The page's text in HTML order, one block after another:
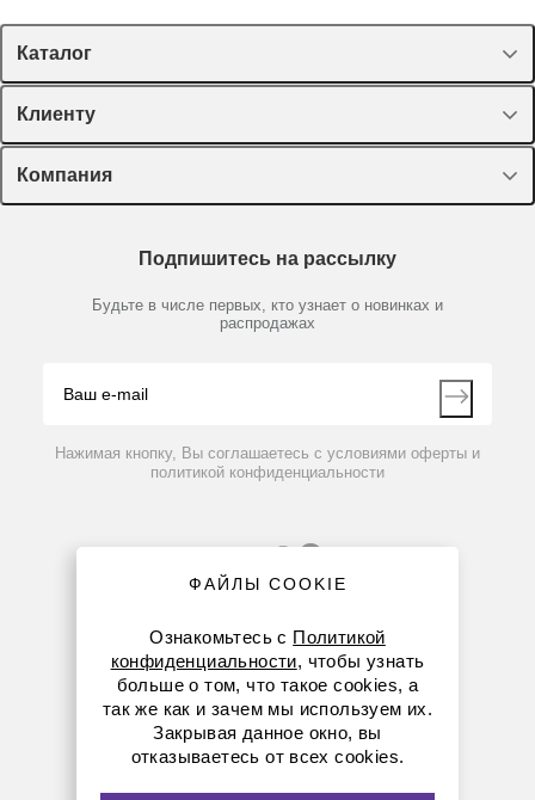
регулирования температуры и ускорения процесса
замораживания.
Аксессуары к
пробирок, прессы, датчики.
Каталог
Спецпредложения
Оборудование, приборы
Пластик, стекло, принадлежности
Химические реактивы, препараты, наборы
Производители
Клиенту
Лекторий Диаэм
Доставка и оплата
Мобильное приложение
Компания
Партнеры
Контакты
Подпишитесь на рассылку
Будьте в числе первых, кто узнает о новинках и
распродажах
Нажимая кнопку, Вы соглашаетесь с условиями оферты и
политикой конфиденциальности
8 (800) 234-05-08
+7 (923) 303-01-52
ФАЙЛЫ COOKIE
Ознакомьтесь с Политикой
конфиденциальности, чтобы узнать
больше о том, что такое cookies, а
так же как и зачем мы используем их.
Закрывая данное окно, вы
отказываетесь от всех cookies.